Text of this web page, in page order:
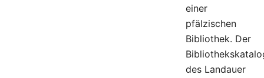
einer
pfälzischen
Bibliothek. Der
des Landauer